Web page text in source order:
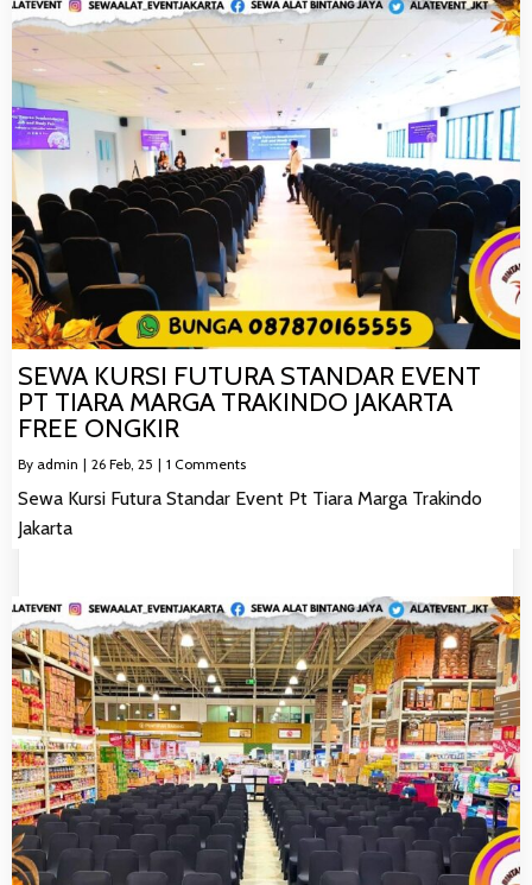
SEWA KURSI FUTURA STANDAR EVENT
PT TIARA MARGA TRAKINDO JAKARTA
FREE ONGKIR
By admin | 26 Feb, 25 | 1 Comments
Sewa Kursi Futura Standar Event Pt Tiara Marga Trakindo
Jakarta